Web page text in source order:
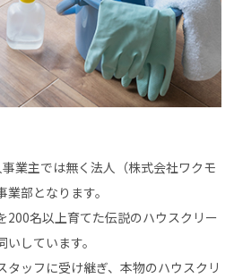
業主では無く法人（株式会社ワクモ
部となります。
200名以上育てた伝説のハウスクリー
しています。
タッフに受け継ぎ、本物のハウスクリ